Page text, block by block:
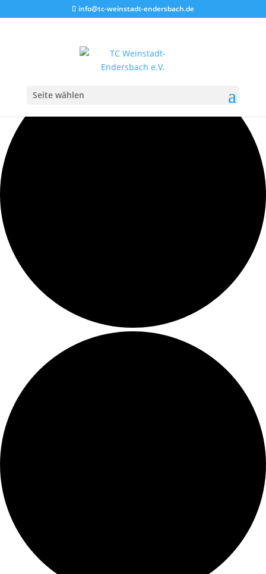
info@tc-weinstadt-endersbach.de
Seite wählen
12 Veranstaltungen gefunden.